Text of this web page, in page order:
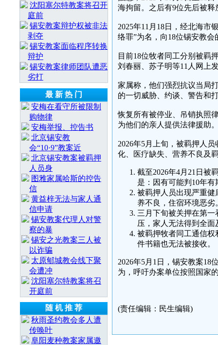
沈阳塞尔特教案将召开
庭前
锡安教案辩护权被非法
剥夺
锡安教案面临程序转换
辩护
锡安教案律师团队遭恶
劣打
最 新 热 门
安梅在看守所被限制
购物律
安梅举报、控告书
北京锡安教
会“10·9”教案近
北京锡安教案被羁押
人员身
图雅家属哈斯的控告
信
黄益梓无法与家人通
信申请
锡安教案代理人对警
察的暴
锡安之光教案三人被
以诈骗
太原郇城教会线下聚
会遭冲
沈阳塞尔特教案将召
开庭前
随 机 推 荐
秋雨圣约教会多人遭
传唤叶
阜阳麦种教案家属邀
海拘留。之后有9位先后被
2025年11月18日，经北海市
络罪”为名，向18位锡安教
目前18位牧者同工分别被羁
刘春丽、苏子明等11人网上
家属称，他们强烈抗议当局
的一切威胁、约谈、警告和
恢复所有被停业、吊销执照
为他们的亲人提供法律援助
2026年5月上旬，被羁押人
化、医疗缺失、营养不良及
截至2026年4月21日被
是：因有可能判10年
被羁押人员出现严重
养不良，住宿环境恶劣
三月下旬被关押在第
压，家人无法得到全
被羁押牧者同工通信
件书籍也无法被接收。
2026年5月1日，锡安教案18
为，呼吁办案单位按照国家
(责任编辑：民生编辑)